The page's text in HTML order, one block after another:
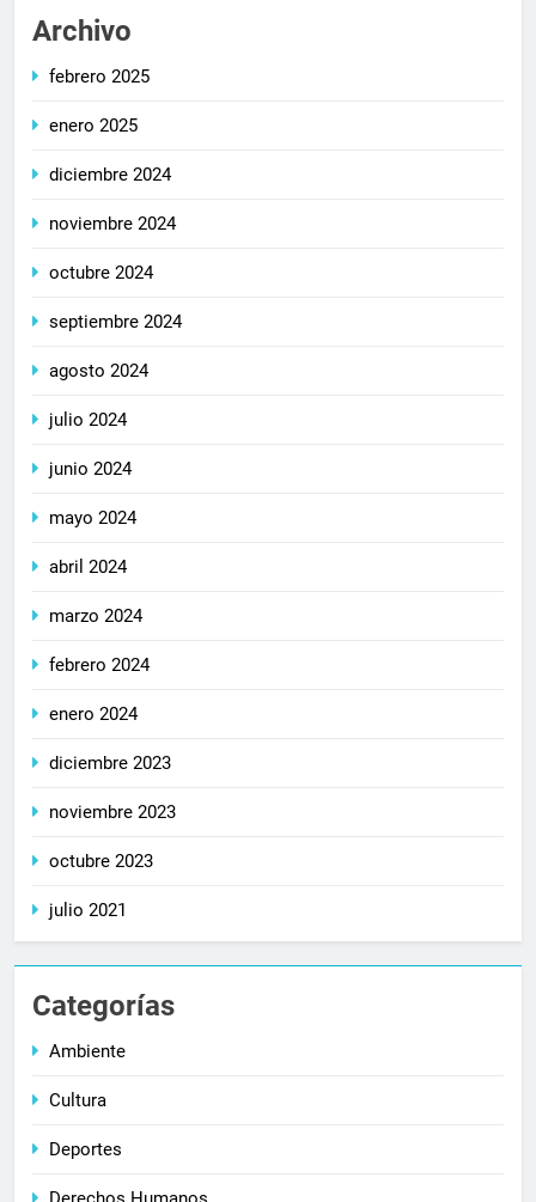
Archivo
febrero 2025
enero 2025
diciembre 2024
noviembre 2024
octubre 2024
septiembre 2024
agosto 2024
julio 2024
junio 2024
mayo 2024
abril 2024
marzo 2024
febrero 2024
enero 2024
diciembre 2023
noviembre 2023
octubre 2023
julio 2021
Categorías
Ambiente
Cultura
Deportes